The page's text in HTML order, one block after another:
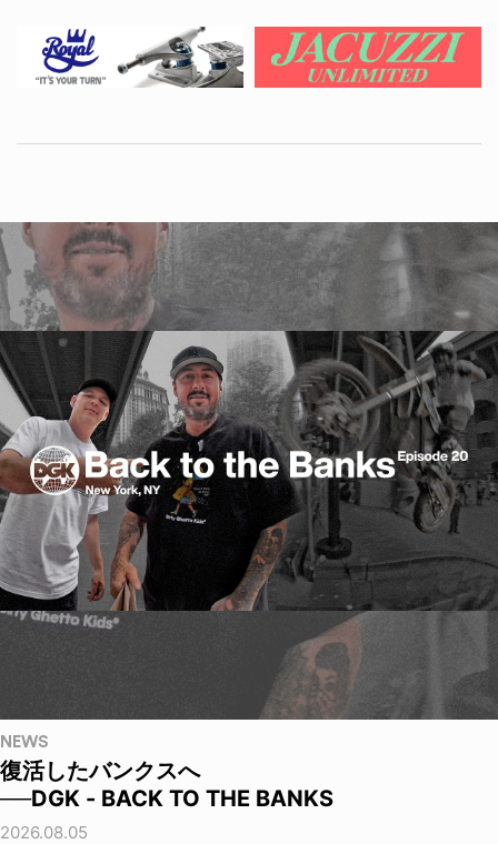
NEWS
復活したバンクスへ
──DGK - BACK TO THE BANKS
2026.08.05